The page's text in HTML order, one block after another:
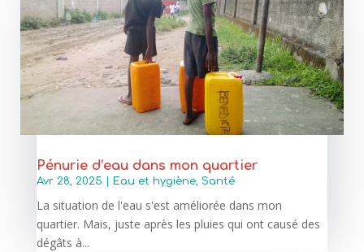
Pénurie d’eau dans mon quartier
Avr 28, 2025 Eau et hygiène, Santé
La situation de l'eau s'est améliorée dans mon
quartier. Mais, juste après les pluies qui ont causé des
dégâts à...